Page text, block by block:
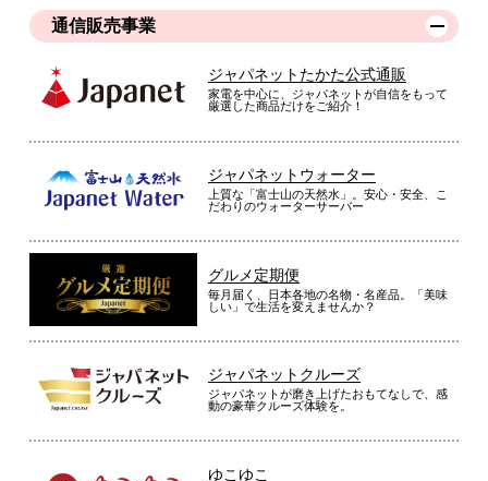
もう少し中が広かったらなぁ
広いといいなと思いました。
（埼玉県
「お客様の声」は実際にご購入されたお客様からのご意見を掲載しておりま
商品により、同一シリーズをご購入された方の声を含みます。
通信販売事業
ジャパネットたかた公式通販
家電を中心に、ジャパネットが自信をもって
厳選した商品だけをご紹介！
ジャパネットウォーター
上質な「富士山の天然水」。安心・安全、こ
だわりのウォーターサーバー
グルメ定期便
毎月届く、日本各地の名物・名産品。「美味
しい」で生活を変えませんか？
ジャパネットクルーズ
ジャパネットが磨き上げたおもてなしで、感
動の豪華クルーズ体験を。
ゆこゆこ